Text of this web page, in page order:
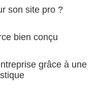
son site pro ?
bien conçu
grâce à une